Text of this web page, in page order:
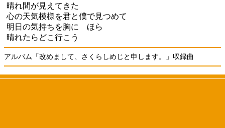
晴れ間が見えてきた
心の天気模様を君と僕で見つめて
明日の気持ちを胸に ほら
晴れたらどこ行こう
アルバム「改めまして、さくらしめじと申します。」収録曲